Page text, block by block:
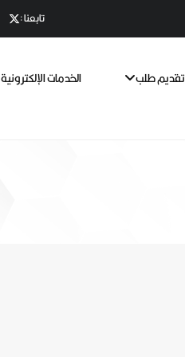
تابعنا :
تقديم طلب الخدمات الإلكترونية